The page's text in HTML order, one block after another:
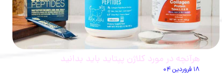
هرآنچه در مورد کلاژن پپتاید باید بدانید
۱۸ فروردین ۰۴